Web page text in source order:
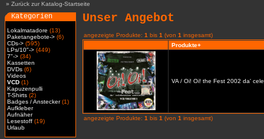
» Zurück zur Katalog-Startseite
Kategorien
Lokalmatadore (13)
Paketangebote-> (6)
CDs-> (595)
LPs/10"-> (449)
7"-> (34)
Kassetten
DVDs (6)
Videos
VCD (1)
Kapuzenpulli
T-Shirts (2)
Badges / Anstecker(1)
Aufkleber
Aufnäher
Lesestoff (19)
Urlaub
Unser Angebot
angezeigte Produkte: 1 bis 1 (von 1 insgesamt)
Produkte+
VA / Oi! Oi! the Fest 2002 da'
angezeigte Produkte: 1 bis 1 (von 1 insgesamt)